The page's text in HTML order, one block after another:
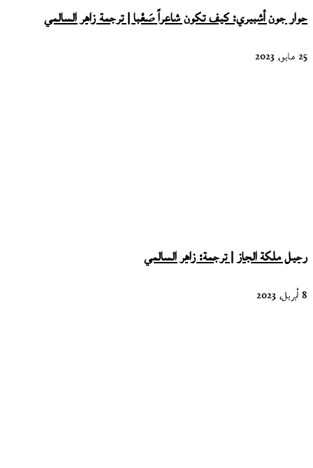
حوار جون أشبيري: كيف تكون شاعراً صَعْبا | ترجمة زاهر السالمي
25 مايو، 2023
رحيل ملكة الجاز | ترجمة: زاهر السالمي
8 أبريل، 2023